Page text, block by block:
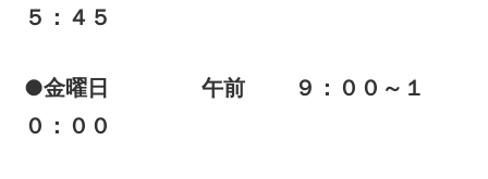
５：４５
●金曜日 午前 ９：００～１
０：００